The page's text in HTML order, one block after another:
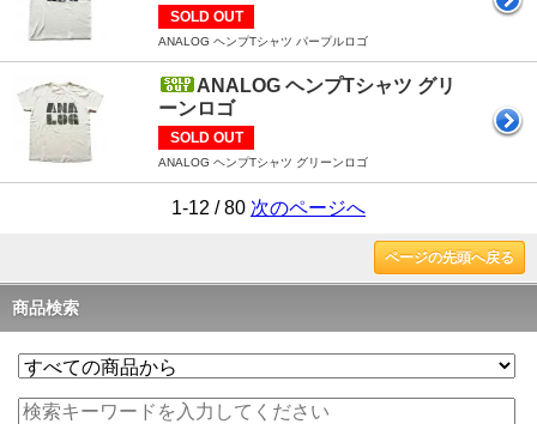
SOLD OUT
ANALOG ヘンプTシャツ パープルロゴ
ANALOG ヘンプTシャツ グリ
ーンロゴ
SOLD OUT
ANALOG ヘンプTシャツ グリーンロゴ
1-12 / 80 次のページへ
ページの先頭へ戻る
商品検索